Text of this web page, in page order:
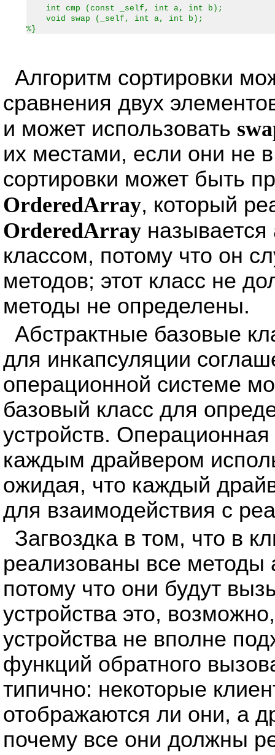
int cmp (const _self, int a, int b);
void swap (_self, int a, int b);
%}
Алгоритм сортировки
сравнения двух
и может использовать
их местами, если они не
сортировки может быть
OrderedArray, который
OrderedArray
классом, потому что он
методов; этот класс не
методы не определены.
Абстрактные базовые
для инкапсуляции
операционной системе
базовый класс для
устройств.
каждым драйвером
ожидая, что каждый
для взаимодействия с
Загвоздка в том, что в
реализованы все методы
потому что они будут
устройства это,
устройства не вполне
функций обратного
типично: некоторые
отображаются ли они, а
почему все они должны